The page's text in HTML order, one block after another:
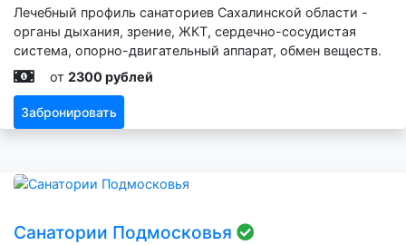
Лечебный профиль санаториев Сахалинской области -
органы дыхания, зрение, ЖКТ, сердечно-сосудистая
система, опорно-двигательный аппарат, обмен веществ.
от 2300 рублей
Забронировать
Санатории Подмосковья